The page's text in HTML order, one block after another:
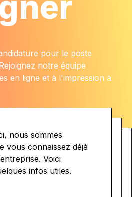
pour le poste
notre équipe
en ligne et à l'impression à
nous sommes
vous connaissez déjà
Voici
infos utiles.